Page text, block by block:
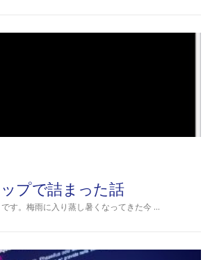
プで詰まった話
す。梅雨に入り蒸し暑くなってきた今 …